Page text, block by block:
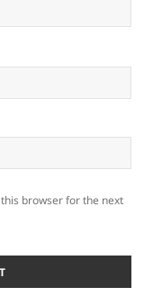
browser for the next